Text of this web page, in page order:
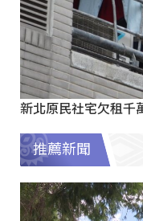
新北原民社宅欠租千
推薦新聞